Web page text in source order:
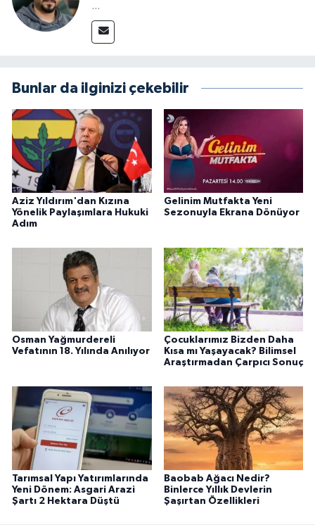
...
Bunlar da ilginizi çekebilir
Aziz Yıldırım'dan Kızına
Yönelik Paylaşımlara Hukuki
Adım
Gelinim Mutfakta Yeni
Sezonuyla Ekrana Dönüyor
Osman Yağmurdereli
Vefatının 18. Yılında Anılıyor
Çocuklarımız Bizden Daha
Kısa mı Yaşayacak? Bilimsel
Araştırmadan Çarpıcı Sonuç
Tarımsal Yapı Yatırımlarında
Yeni Dönem: Asgari Arazi
Şartı 2 Hektara Düştü
Baobab Ağacı Nedir?
Binlerce Yıllık Devlerin
Şaşırtan Özellikleri